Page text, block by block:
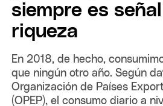
siempre es
riqueza
En 2018, de hecho,
que ningún otro año. Según
Organización de Países
(OPEP), el consumo diario a